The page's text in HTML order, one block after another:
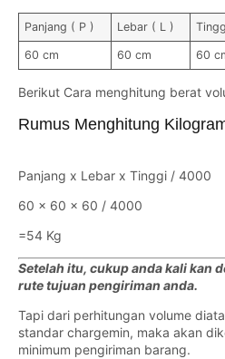
Panjang ( P ) Lebar ( L )
60 cm 60 cm 60
Berikut Cara menghitung berat
Rumus Menghitung
Panjang x Lebar x Tinggi / 4000
60 x 60 x 60 / 4000
=54 Kg
Setelah itu, cukup anda kali kan
rute tujuan pengiriman anda.
Tapi dari perhitungan volume
standar chargemin, maka akan
minimum pengiriman barang.